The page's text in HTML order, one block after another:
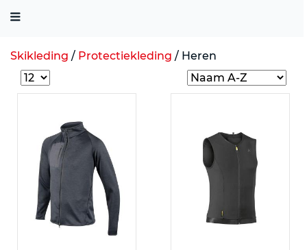
Skikleding / Protectiekleding / Heren